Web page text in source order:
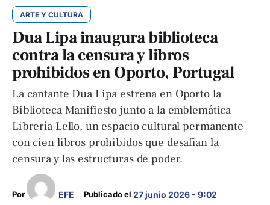
ARTE Y CULTURA
Dua Lipa inaugura biblioteca
contra la censura y libros
prohibidos en Oporto, Portugal
La cantante Dua Lipa estrena en Oporto la
Biblioteca Manifiesto junto a la emblemática
Librería Lello, un espacio cultural permanente
con cien libros prohibidos que desafían la
censura y las estructuras de poder.
Por EFE Publicado el 27 junio 2026 - 9:02